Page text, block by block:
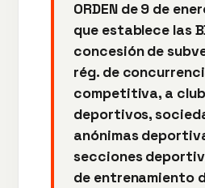
ORDEN de 9 de
que establece las
concesión de
rég. de
competitiva, a
deportivos,
anónimas
secciones
de entrenamiento